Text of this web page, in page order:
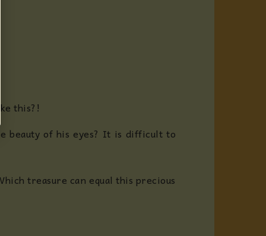
this?!
beauty of his eyes? It is difficult to
treasure can equal this precious